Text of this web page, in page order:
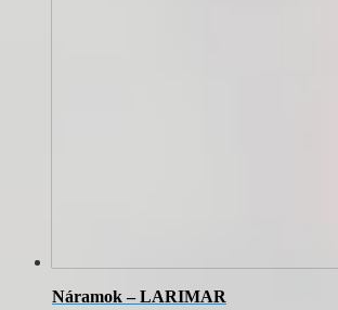
Náramok – LARIMAR